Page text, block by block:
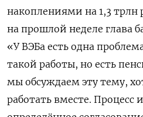
накоплениями на 1,3 трлн
на прошлой неделе глава
«У ВЭБа есть одна
такой работы, но есть
мы обсуждаем эту тему,
работать вместе. Процесс